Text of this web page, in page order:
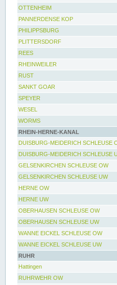
OTTENHEIM
PANNERDENSE KOP
PHILIPPSBURG
PLITTERSDORF
REES
RHEINWEILER
RUST
SANKT GOAR
SPEYER
WESEL
WORMS
RHEIN-HERNE-KANAL
DUISBURG-MEIDERICH SCHLEUSE
DUISBURG-MEIDERICH SCHLEUSE
GELSENKIRCHEN SCHLEUSE OW
GELSENKIRCHEN SCHLEUSE UW
HERNE OW
HERNE UW
OBERHAUSEN SCHLEUSE OW
OBERHAUSEN SCHLEUSE UW
WANNE EICKEL SCHLEUSE OW
WANNE EICKEL SCHLEUSE UW
RUHR
Hattingen
RUHRWEHR OW